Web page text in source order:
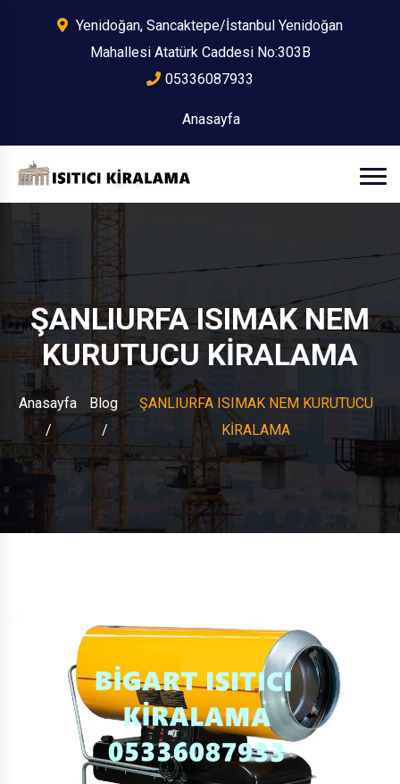
Yenidoğan, Sancaktepe/İstanbul Yenidoğan
Mahallesi Atatürk Caddesi No:303B
05336087933
Anasayfa
ŞANLIURFA ISIMAK NEM
KURUTUCU KİRALAMA
Anasayfa Blog
ŞANLIURFA ISIMAK NEM KURUTUCU
KİRALAMA